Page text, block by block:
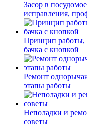
Засор в
исправления,
Принцип работы,
бачка с кнопкой
Ремонт
этапы работы
Неполадки и
советы